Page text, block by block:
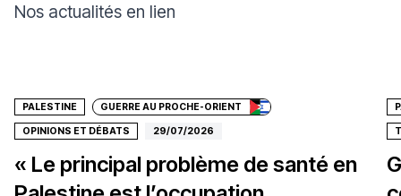
Nos actualités en lien
PALESTINE GUERRE AU PROCHE-ORIENT
OPINIONS ET DÉBATS 29/07/2026
« Le principal problème de santé en